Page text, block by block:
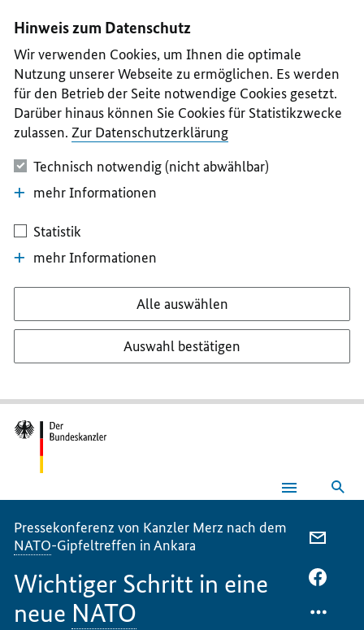
II
III
IV
V
Hinweis zum Datenschutz
Wir verwenden Cookies, um Ihnen die optimale
Nutzung unserer Webseite zu ermöglichen. Es werden
für den Betrieb der Seite notwendige Cookies gesetzt.
Darüber hinaus können Sie Cookies für Statistikzwecke
zulassen. Zur Datenschutzerklärung
Technisch notwendig (nicht abwählbar)
mehr Informationen
Statistik
mehr Informationen
Alle auswählen
Auswahl bestätigen
Wichtiger
Schritt
in
eine
neue
NATO
Pressekonferenz von Kanzler Merz nach dem
NATO-Gipfeltreffen in Ankara
Wichtiger Schritt in eine
neue NATO